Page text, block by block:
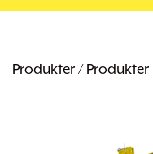
Produkter / Produkter